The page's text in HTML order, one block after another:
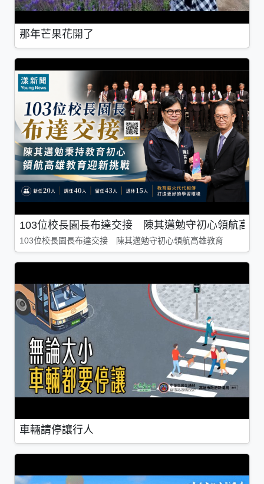
那年芒果花開了
103位校長園長布達交接 陳其邁勉守初心領航高雄
103位校長園長布達交接 陳其邁勉守初心領航高雄教育
車輛請停讓行人